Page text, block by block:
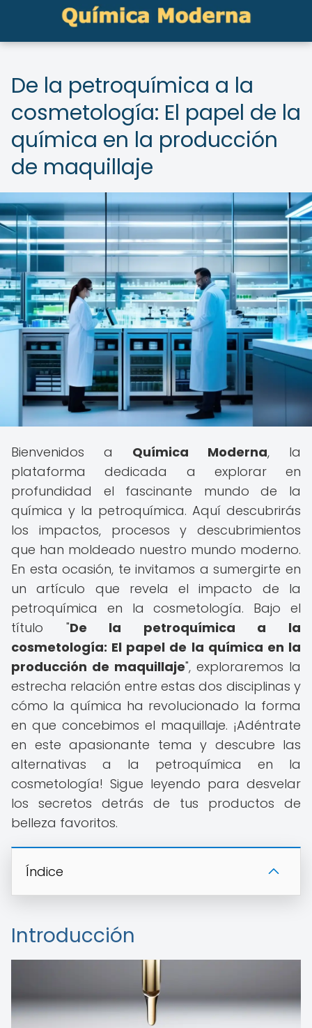
De la petroquímica a la
cosmetología: El papel de la
química en la producción
de maquillaje
Bienvenidos a Química Moderna, la
plataforma dedicada a explorar en
profundidad el fascinante mundo de la
química y la petroquímica. Aquí descubrirás
los impactos, procesos y descubrimientos
que han moldeado nuestro mundo moderno.
En esta ocasión, te invitamos a sumergirte en
un artículo que revela el impacto de la
petroquímica en la cosmetología. Bajo el
título "De la petroquímica a la
cosmetología: El papel de la química en la
producción de maquillaje", exploraremos la
estrecha relación entre estas dos disciplinas y
cómo la química ha revolucionado la forma
en que concebimos el maquillaje. ¡Adéntrate
en este apasionante tema y descubre las
alternativas a la petroquímica en la
cosmetología! Sigue leyendo para desvelar
los secretos detrás de tus productos de
belleza favoritos.
Índice
Introducción